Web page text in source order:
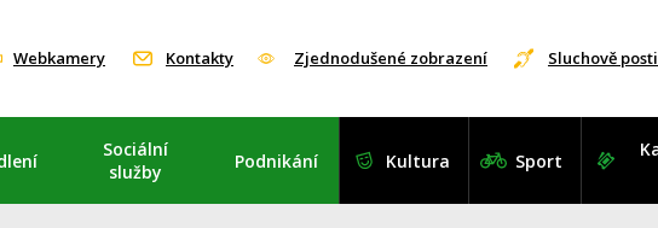
Webkamery Kontakty Zjednodušené zobrazení Sluchově
Sociální
služby
Podnikání Kultura Sport